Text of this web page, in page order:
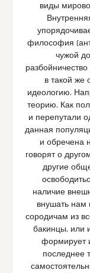
виды
философия
чужой
в такой же
идеологию.
теорию. Как
и перепутали
данная
и обречена
говорят о
другие
наличие
внушать нам
сородичам из
бакинцы, или
формирует
последнее